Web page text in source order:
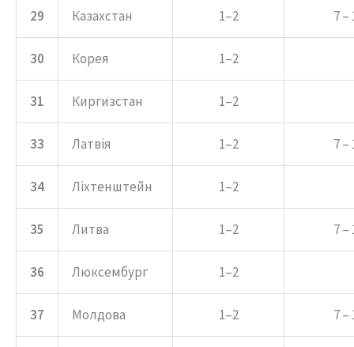
29 Казахстан 1–2 7 –
30 Корея 1–2
31 Киргизстан 1–2
33 Латвія 1–2 7 –
34 Ліхтенштейн 1–2
35 Литва 1–2 7 –
36 Люксембург 1–2
37 Молдова 1–2 7 –